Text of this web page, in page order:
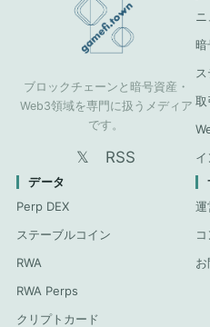
ブロックチェーンと暗号資産・
Web3領域を専門に扱うメディア
です。
𝕏 RSS
暗
取
データ
Perp DEX
ステーブルコイン
RWA
RWA Perps
クリプトカード
運